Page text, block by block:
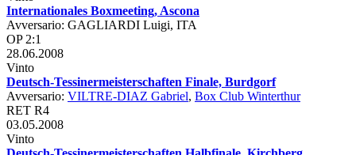
Internationales Boxmeeting, Ascona
Avversario: GAGLIARDI Luigi, ITA
OP 2:1
28.06.2008
Vinto
Deutsch-Tessinermeisterschaften Finale, Burdgorf
Avversario: VILTRE-DIAZ Gabriel, Box Club Winterthur
RET R4
03.05.2008
Vinto